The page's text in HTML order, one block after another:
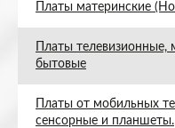
Платы материнские
Платы
бытовые
Платы от мобильных
сенсорные и планшеты.